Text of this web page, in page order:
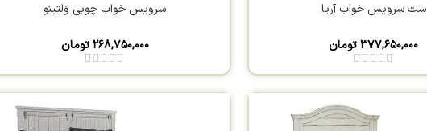
ست سرویس خواب آریا
۳۷۷,۶۵۰,۰۰۰ تومان
سرویس خواب چوبی وَلتینو
۲۶۸,۷۵۰,۰۰۰ تومان